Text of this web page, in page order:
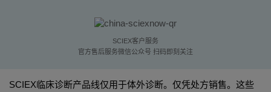
SCIEX客户服务
官方售后服务微信公众号 扫码即刻关注
SCIEX临床诊断产品线仅用于体外诊断。仅凭处方销售。这些